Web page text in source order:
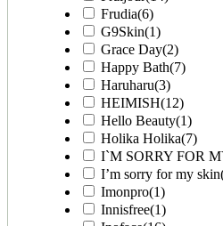
Frudia(6)
G9Skin(1)
Grace Day(2)
Happy Bath(7)
Haruharu(3)
HEIMISH(12)
Hello Beauty(1)
Holika Holika(7)
I`M SORRY FOR
I’m sorry for my skin
Imonpro(1)
Innisfree(1)